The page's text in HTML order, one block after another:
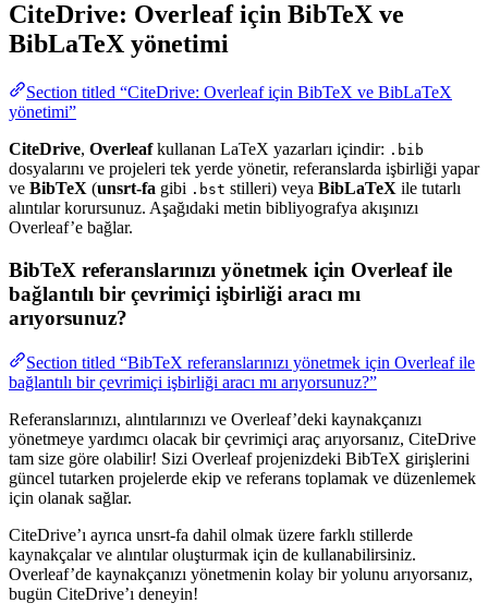
CiteDrive: Overleaf için BibTeX ve
BibLaTeX yönetimi
Section titled “CiteDrive: Overleaf için BibTeX ve BibLaTeX
yönetimi”
CiteDrive, Overleafkullanan LaTeX yazarları içindir: .bib
dosyalarını ve projeleri tek yerde yönetir, referanslarda işbirliği yapar
ve BibTeX (unsrt-fa gibi .bst stilleri) veya BibLaTeX ile tutarlı
alıntılar korursunuz. Aşağıdaki metin bibliyografya akışınızı
Overleaf’e bağlar.
BibTeX referanslarınızı yönetmek için Overleaf ile
bağlantılı bir çevrimiçi işbirliği aracı mı
arıyorsunuz?
Section titled “BibTeX referanslarınızı yönetmek için Overleaf ile
bağlantılı bir çevrimiçi işbirliği aracı mı arıyorsunuz?”
Referanslarınızı, alıntılarınızı ve Overleaf’deki kaynakçanızı
yönetmeye yardımcı olacak bir çevrimiçi araç arıyorsanız, CiteDrive
tam size göre olabilir! Sizi Overleaf projenizdeki BibTeX girişlerini
güncel tutarken projelerde ekip ve referans toplamak ve düzenlemek
için olanak sağlar.
CiteDrive’ı ayrıca unsrt-fa dahil olmak üzere farklı stillerde
kaynakçalar ve alıntılar oluşturmak için de kullanabilirsiniz.
Overleaf’de kaynakçanızı yönetmenin kolay bir yolunu arıyorsanız,
bugün CiteDrive’ı deneyin!